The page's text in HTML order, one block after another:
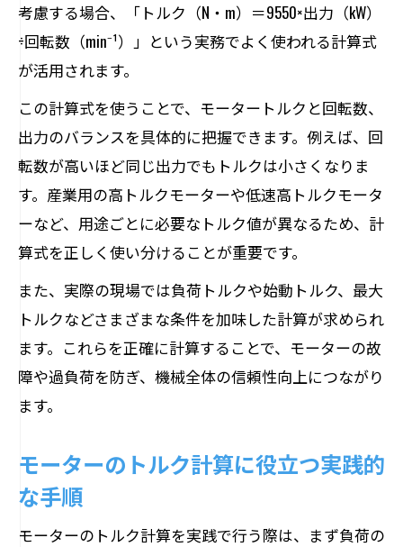
考慮する場合、「トルク（N・m）＝9550×出力（kW）
÷回転数（min⁻¹）」という実務でよく使われる計算式
が活用されます。
この計算式を使うことで、モータートルクと回転数、
出力のバランスを具体的に把握できます。例えば、回
転数が高いほど同じ出力でもトルクは小さくなりま
す。産業用の高トルクモーターや低速高トルクモータ
ーなど、用途ごとに必要なトルク値が異なるため、計
算式を正しく使い分けることが重要です。
また、実際の現場では負荷トルクや始動トルク、最大
トルクなどさまざまな条件を加味した計算が求められ
ます。これらを正確に計算することで、モーターの故
障や過負荷を防ぎ、機械全体の信頼性向上につながり
ます。
モーターのトルク計算に役立つ実践的
な手順
モーターのトルク計算を実践で行う際は、まず負荷の